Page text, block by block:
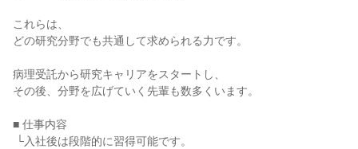
これらは、
どの研究分野でも共通して求められる力です。
病理受託から研究キャリアをスタートし、
その後、分野を広げていく先輩も数多くいます。
■ 仕事内容